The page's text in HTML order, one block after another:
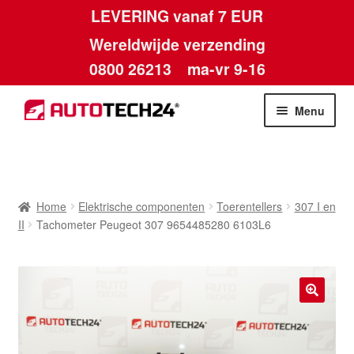
LEVERING vanaf 7 EUR
Wereldwijde verzending
0800 26213 ma-vr 9-16
Skip
to
Skip
to
Menu
Contact
Home Elektrische componenten Toerentellers
307 I en
II
Tachometer Peugeot 307 9654485280 6103L6